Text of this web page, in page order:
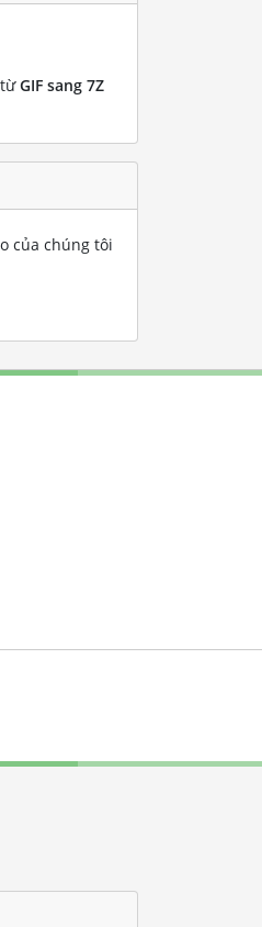
GIF sang 7Z
của chúng tôi